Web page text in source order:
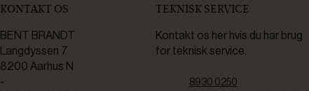
KONTAKT OS
BENT BRANDT
Langdyssen 7
8200 Aarhus N
-
TEKNISK SERVICE
Kontakt os her hvis du har brug
for teknisk service.
8930 0250